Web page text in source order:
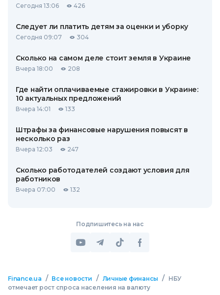
Сегодня 13:06 426
Следует ли платить детям за оценки и уборку
Сегодня 09:07 304
Сколько на самом деле стоит земля в Украине
Вчера 18:00 208
Где найти оплачиваемые стажировки в Украине:
10 актуальных предложений
Вчера 14:01 133
Штрафы за финансовые нарушения повысят в
несколько раз
Вчера 12:03 247
Сколько работодателей создают условия для
работников
Вчера 07:00 132
Подпишитесь на нас
Finance.ua / Все новости / Личные финансы /
НБУ
отмечает рост спроса населения на валюту